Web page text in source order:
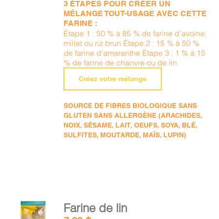
3 ÉTAPES POUR CRÉER UN
MÉLANGE TOUT-USAGE AVEC CETTE
FARINE :
Étape 1 : 50 % à 85 % de farine d’avoine,
millet ou riz brun Étape 2 : 15 % à 50 %
de farine d'amaranthe Étape 3 : 1 % à 15
% de farine de chanvre ou de lin
Créez votre mélange
SOURCE DE FIBRES BIOLOGIQUE SANS
GLUTEN SANS ALLERGÈNE (ARACHIDES,
NOIX, SÉSAME, LAIT, OEUFS, SOYA, BLÉ,
SULFITES, MOUTARDE, MAÏS, LUPIN)
AJOUTER
AU
Farine de lin